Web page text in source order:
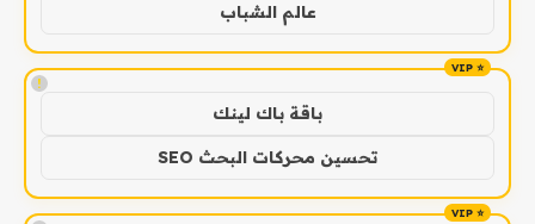
عالم الشباب
!
باقة باك لينك
تحسين محركات البحث SEO